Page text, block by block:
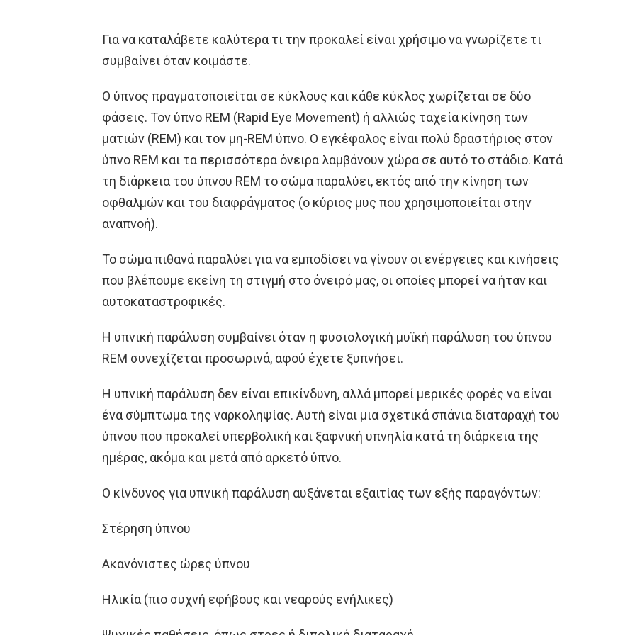
Για να καταλάβετε καλύτερα τι την προκαλεί είναι χρήσιμο να γνωρίζετε τι
συμβαίνει όταν κοιμάστε.
Ο ύπνος πραγματοποιείται σε κύκλους και κάθε κύκλος χωρίζεται σε δύο
φάσεις. Τον ύπνο REM (Rapid Eye Movement) ή αλλιώς ταχεία κίνηση των
ματιών (REM) και τον μη-REM ύπνο. Ο εγκέφαλος είναι πολύ δραστήριος στον
ύπνο REM και τα περισσότερα όνειρα λαμβάνουν χώρα σε αυτό το στάδιο. Κατά
τη διάρκεια του ύπνου REM το σώμα παραλύει, εκτός από την κίνηση των
οφθαλμών και του διαφράγματος (ο κύριος μυς που χρησιμοποιείται στην
αναπνοή).
Το σώμα πιθανά παραλύει για να εμποδίσει να γίνουν οι ενέργειες και κινήσεις
που βλέπουμε εκείνη τη στιγμή στο όνειρό μας, οι οποίες μπορεί να ήταν και
αυτοκαταστροφικές.
Η υπνική παράλυση συμβαίνει όταν η φυσιολογική μυϊκή παράλυση του ύπνου
REM συνεχίζεται προσωρινά, αφού έχετε ξυπνήσει.
Η υπνική παράλυση δεν είναι επικίνδυνη, αλλά μπορεί μερικές φορές να είναι
ένα σύμπτωμα της ναρκοληψίας. Αυτή είναι μια σχετικά σπάνια διαταραχή του
ύπνου που προκαλεί υπερβολική και ξαφνική υπνηλία κατά τη διάρκεια της
ημέρας, ακόμα και μετά από αρκετό ύπνο.
Ο κίνδυνος για υπνική παράλυση αυξάνεται εξαιτίας των εξής παραγόντων:
Στέρηση ύπνου
Ακανόνιστες ώρες ύπνου
Ηλικία (πιο συχνή εφήβους και νεαρούς ενήλικες)